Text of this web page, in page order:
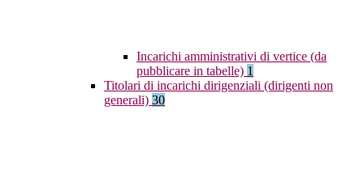
Incarichi amministrativi di vertice (da
pubblicare in tabelle) 1
Titolari di incarichi dirigenziali (dirigenti non
generali) 30